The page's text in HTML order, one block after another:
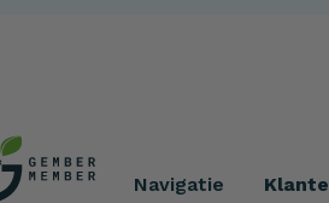
Navigatie